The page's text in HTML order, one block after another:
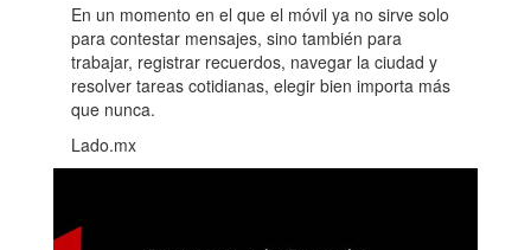
En un momento en el que el móvil ya no sirve solo
para contestar mensajes, sino también para
trabajar, registrar recuerdos, navegar la ciudad y
resolver tareas cotidianas, elegir bien importa más
que nunca.
Lado.mx